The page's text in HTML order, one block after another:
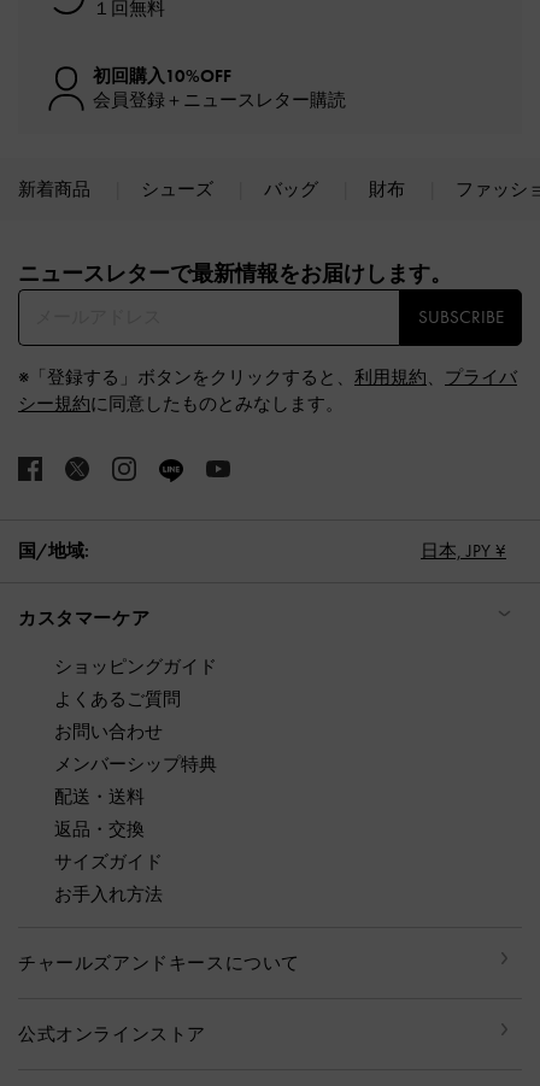
１回無料
初回購入10%OFF
会員登録＋ニュースレター購読
新着商品 シューズ バッグ 財布 ファッシ
ニュースレターで最新情報をお届けします。​
SUBSCRIBE
※「登録する」ボタンをクリックすると、 利用規約、 プライバ
シー規約に同意したものとみなします。
国/地域: 日本, JPY ¥
カスタマーケア
ショッピングガイド
よくあるご質問
お問い合わせ
メンバーシップ特典
配送・送料
返品・交換
サイズガイド
お手入れ方法
チャールズアンドキースについて
公式オンラインストア